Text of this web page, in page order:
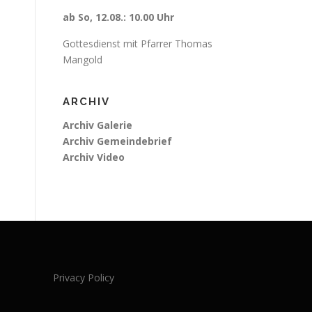
ab So, 12.08.: 10.00 Uhr
Gottesdienst mit Pfarrer Thomas
Mangold
ARCHIV
Archiv Galerie
Archiv Gemeindebrief
Archiv Video
Privacy Policy